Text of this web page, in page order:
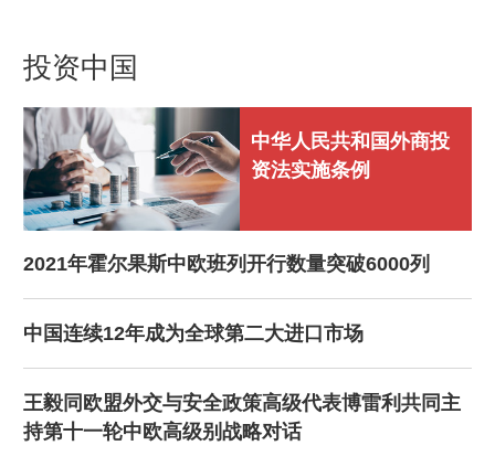
投资中国
中华人民共和国外商投
资法实施条例
2021年霍尔果斯中欧班列开行数量突破6000列
中国连续12年成为全球第二大进口市场
王毅同欧盟外交与安全政策高级代表博雷利共同主
持第十一轮中欧高级别战略对话